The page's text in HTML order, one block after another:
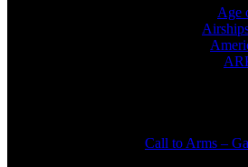
Age
Call to Arms –